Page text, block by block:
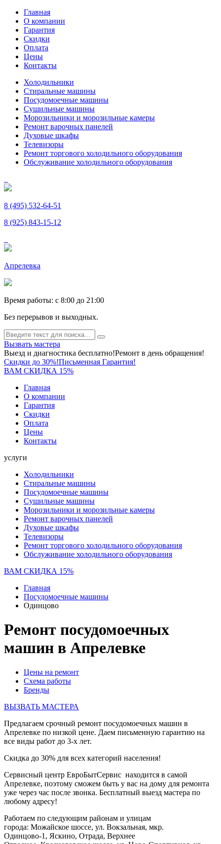
Главная
О компании
Гарантия
Скидки
Оплата
Цены
Контакты
Холодильники
Стиральные машины
Посудомоечные машины
Сушильные машины
Морозильники и морозильные камеры
Ремонт варочных панелей
Духовые шкафы
Телевизоры
Ремонт торгового холодильного оборудования
Обслуживание холодильного оборудования
8 (495) 532-64-51
8 (925) 843-15-12
Апрелевка
Время работы: c 8:00 до 21:00
Без перерывов и выходных.
Вызвать мастера
Выезд и диагностика бесплатно!Ремонт в день обращения!
Скидки до 30%!Письменная Гарантия!
ВАМ СКИДКА 15%
Главная
О компании
Гарантия
Скидки
Оплата
Цены
Контакты
услуги
Холодильники
Стиральные машины
Посудомоечные машины
Сушильные машины
Морозильники и морозильные камеры
Ремонт варочных панелей
Духовые шкафы
Телевизоры
Ремонт торгового холодильного оборудования
Обслуживание холодильного оборудования
ВАМ СКИДКА 15%
Главная
Посудомоечные машины
Одинцово
Ремонт посудомоечных
машин в Апрелевке
Цены на ремонт
Схема работы
Бренды
ВЫЗВАТЬ МАСТЕРА
Предлагаем срочный ремонт посудомоечных машин в
Апрелевке по низкой цене. Даем письменную гарантию на
все виды работ до 3-х лет.
Скидка до 30% для всех категорий населения!
Сервисный центр ЕвроБытСервис находится в самой
Апрелевке, поэтому сможем быть у вас на дому для ремонта
уже через час после звонка. Бесплатный выезд мастера по
любому адресу!
Работаем по следующим районам и улицам
города: Можайское шоссе, ул. Вокзальная, мкр.
Одинцово-1, Яскино, Отрада, Верхнее